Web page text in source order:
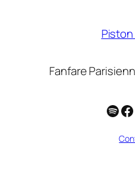
Fanfare